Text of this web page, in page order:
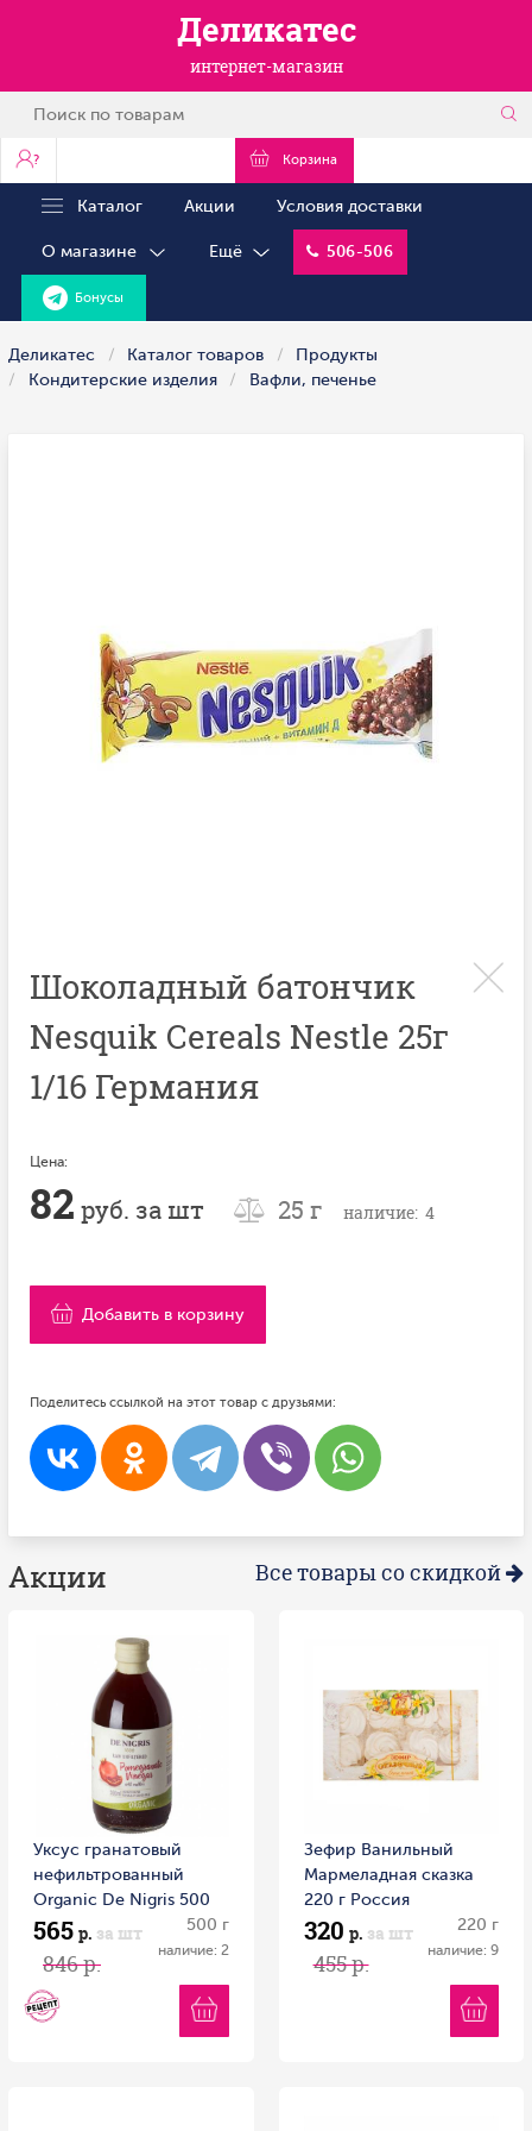
Деликатес
интернет-магазин
? Корзина
Каталог Акции Условия доставки
О магазине Ещё 506-506
Бонусы
Деликатес Каталог товаров
Продукты
Кондитерские изделия
Вафли, печенье
Шоколадный батончик
Nesquik Cereals Nestle 25г
1/16 Германия
Цена:
82 руб. за шт 25 г наличие: 4
Добавить в корзину
Поделитесь ссылкой на этот товар с друзьями:
Акции Все товары со скидкой
Уксус гранатовый
нефильтрованный
Organic Dе Nigris 500
мл 1/6
565 р. за шт
846 р.
500 г
наличие: 2
Зефир Ванильный
Мармеладная сказка
220 г Россия
320 р. за шт
455 р.
220 г
наличие: 9